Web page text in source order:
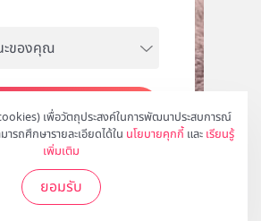
เพื่อวัตถุประสงค์ในการพัฒนาประสบการณ์
รถศึกษารายละเอียดได้ใน นโยบายคุกกี้ และ เรียนรู้
เพิ่มเติม
ยอมรับ
สมัคร
ติดตามเราได้ที่